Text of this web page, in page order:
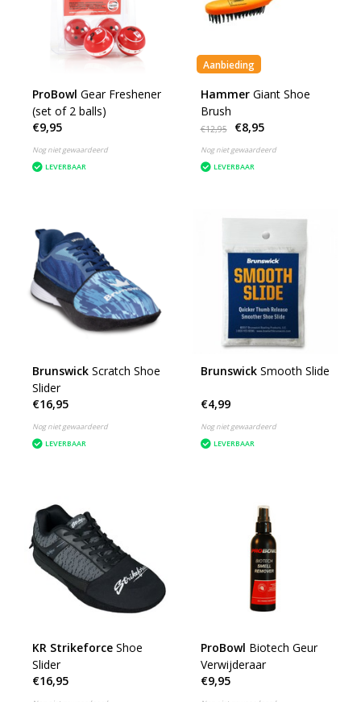
ProBowl Gear Freshener
(set of 2 balls)
€9,95
Nog niet gewaardeerd
LEVERBAAR
Aanbieding
Hammer Giant Shoe
Brush
€12,95 €8,95
Nog niet gewaardeerd
LEVERBAAR
Brunswick Scratch Shoe
Slider
€16,95
Nog niet gewaardeerd
LEVERBAAR
Brunswick Smooth Slide
€4,99
Nog niet gewaardeerd
LEVERBAAR
KR Strikeforce Shoe
Slider
€16,95
ProBowl Biotech Geur
Verwijderaar
€9,95